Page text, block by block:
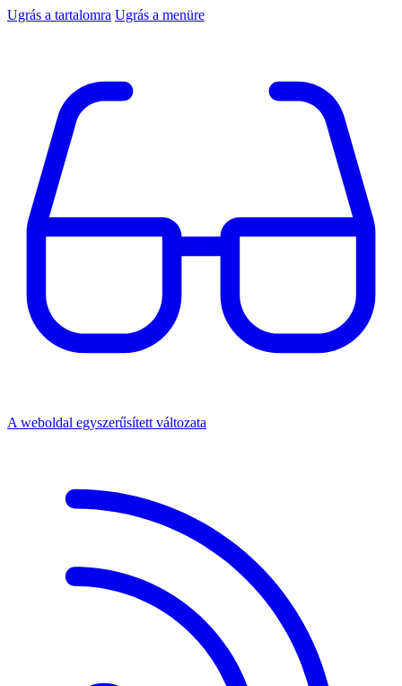
Ugrás a tartalomra Ugrás a menüre
A weboldal egyszerűsített változata